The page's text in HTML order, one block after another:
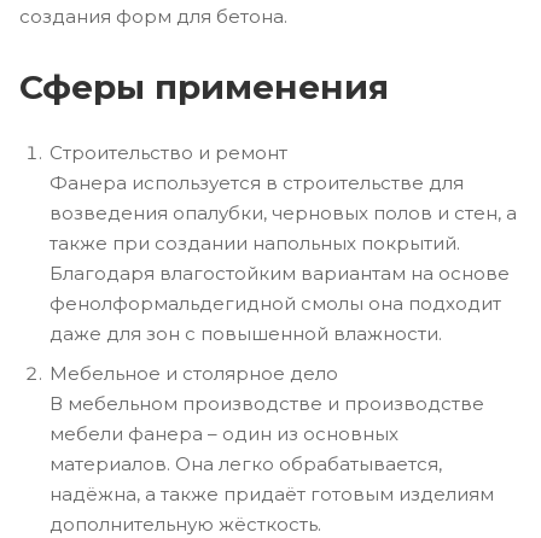
создания форм для бетона.
Сферы применения
Строительство и ремонт
Фанера используется в строительстве для
возведения опалубки, черновых полов и стен, а
также при создании напольных покрытий.
Благодаря влагостойким вариантам на основе
фенолформальдегидной смолы она подходит
даже для зон с повышенной влажности.
Мебельное и столярное дело
В мебельном производстве и производстве
мебели фанера – один из основных
материалов. Она легко обрабатывается,
надёжна, а также придаёт готовым изделиям
дополнительную жёсткость.